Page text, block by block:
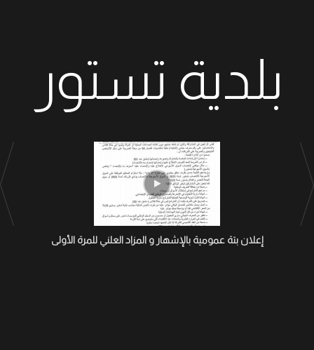
بلدية تستور
إعلان بتة عمومية بالإشهار و المزاد العلني للمرة الأولى